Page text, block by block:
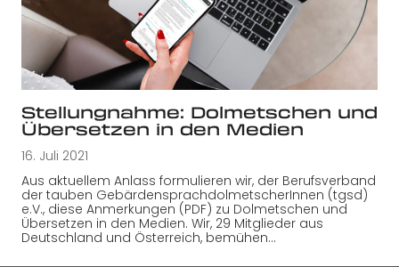
Stellungnahme: Dolmetschen und
Übersetzen in den Medien
16. Juli 2021
Aus aktuellem Anlass formulieren wir, der Berufsverband
der tauben GebärdensprachdolmetscherInnen (tgsd)
e.V., diese Anmerkungen (PDF) zu Dolmetschen und
Übersetzen in den Medien. Wir, 29 Mitglieder aus
Deutschland und Österreich, bemühen…